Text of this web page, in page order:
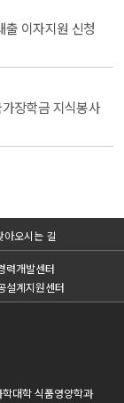
이자지원 신청
장학금 지식봉사
아오시는 길
력개발센터
설계지원센터
대학 식품영양학과